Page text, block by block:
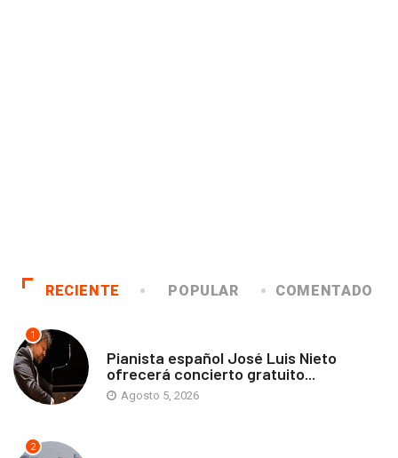
RECIENTE POPULAR COMENTADO
1
Pianista español José Luis Nieto
ofrecerá concierto gratuito...
Agosto 5, 2026
2